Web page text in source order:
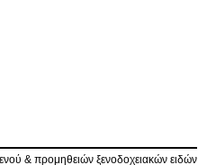
& προμηθειών ξενοδοχειακών ειδών